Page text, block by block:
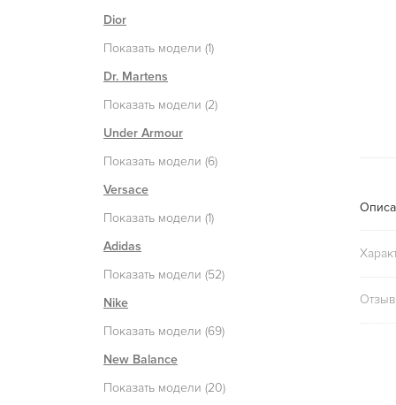
Dior
Показать модели (1)
Dr. Martens
Показать модели (2)
Under Armour
Показать модели (6)
Versace
Показать модели (1)
Adidas
Показать модели (52)
Nike
Показать модели (69)
New Balance
Показать модели (20)